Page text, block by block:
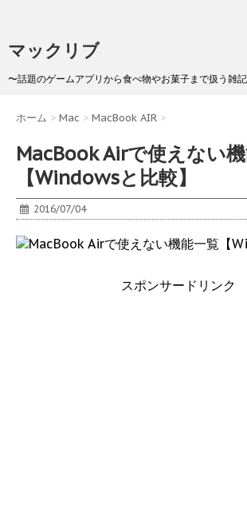
マックリブ
〜話題のゲームアプリから食べ物やお菓子まで扱う雑
ホーム > Mac > MacBook AIR >
MacBook Airで使えない
【Windowsと比較】
2016/07/04
スポンサードリンク